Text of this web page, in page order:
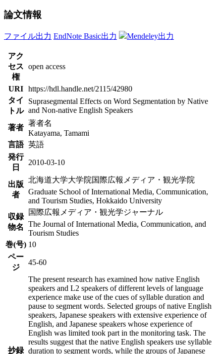
論文情報
ファイル出力 EndNote Basic出力 Mendeley出力
アク
セス
権
open access
URI https://hdl.handle.net/2115/42980
タイ
トル
Suprasegmental Effects on Word Segmentation by Native
and Non-native English Speakers
著者
著者名
Katayama, Tamami
言語 英語
発行
日
2010-03-10
出版
者
北海道大学大学院国際広報メディア・観光学院
Graduate School of International Media, Communication,
and Tourism Studies, Hokkaido University
収録
物名
国際広報メディア・観光学ジャーナル
The Journal of International Media, Communication, and
Tourism Studies
巻(号) 10
ペー
ジ
45-60
抄録
The present research has examined how native English
speakers and L2 speakers of different levels of language
experience make use of the cues of syllable duration and
pause to segment words. Selected groups of native English
speakers, Japanese speakers with extensive experience of
English, and Japanese speakers whose experience of
English was limited took part in the monitoring task. The
results suggest that the native English speakers use syllable
duration to segment words, while the groups of Japanese